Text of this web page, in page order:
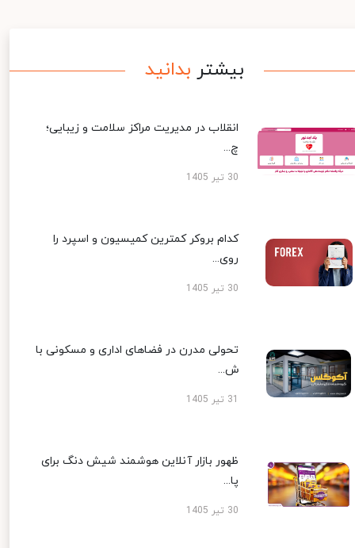
بیشتر بدانید
انقلاب در مدیریت مراکز سلامت و زیبایی؛
چ...
30 تیر 1405
کدام بروکر کمترین کمیسیون و اسپرد را
روی...
30 تیر 1405
تحولی مدرن در فضاهای اداری و مسکونی با
ش...
ظهور بازار آنلاین هوشمند شیش دنگ برای
پا...
30 تیر 1405